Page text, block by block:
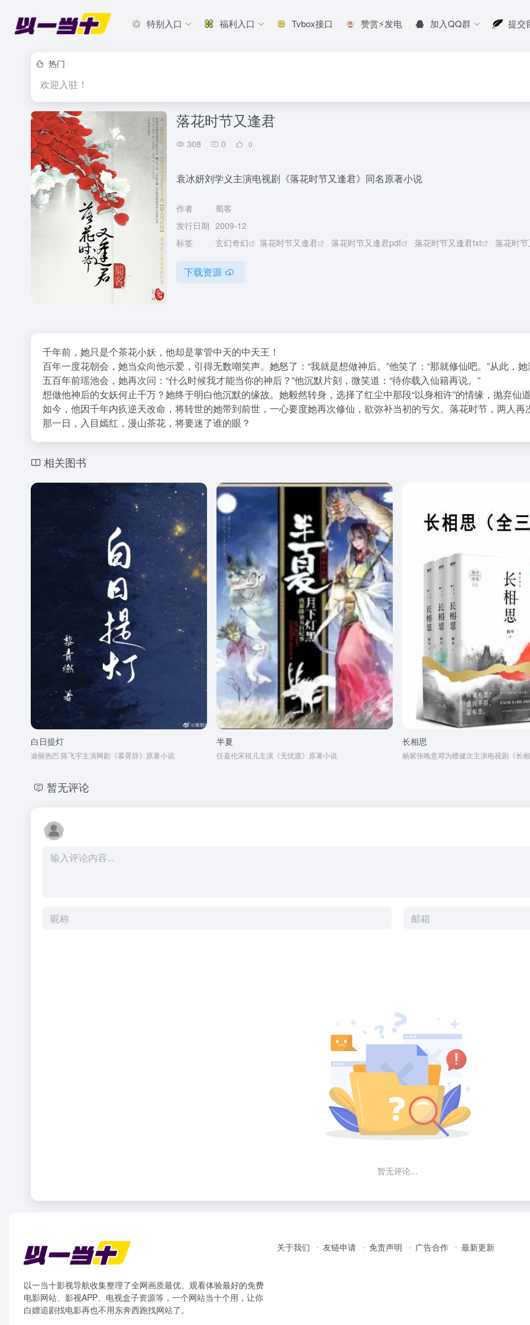
特别入口 福利入口 Tvbox接口 赞赏⚡发电 加入QQ群 提交
热门
欢迎入驻！
落花时节又逢君
308 0 0
袁冰妍刘学义主演电视剧《落花时节又逢君》同名原著小说
作者
蜀客
发行日期 2009-12
标签
玄幻奇幻 落花时节又逢君 落花时节又逢君pdf 落花时节又逢君txt 落花时
下载资源
千年前，她只是个茶花小妖，他却是掌管中天的中天王！
百年一度花朝会，她当众向他示爱，引得无数嘲笑声。她怒了：“我就是想做神后。”他笑了：“那就修仙吧。”从此，
五百年前瑶池会，她再次问：“什么时候我才能当你的神后？”他沉默片刻，微笑道：“待你载入仙籍再说。”
想做他神后的女妖何止千万？她终于明白他沉默的缘故。她毅然转身，选择了红尘中那段“以身相许”的情缘，抛弃
如今，他因千年内疚逆天改命，将转世的她带到前世，一心要度她再次修仙，欲弥补当初的亏欠。落花时节，两人
那一日，入目嫣红，漫山茶花，将要迷了谁的眼？
相关图书
白日提灯
迪丽热巴 陈飞宇主演网剧《慕胥辞》原著小说
半夏
任嘉伦宋祖儿主演《无忧渡》原著小说
长相思
暂无评论
暂无评论...
以一当十影视导航收集整理了全网画质最优、观看体验最好的免费
电影网站、影视APP、电视盒子资源等，一个网站当十个用，让你
白嫖追剧找电影再也不用东奔西跑找网站了。
关于我们 友链申请 免责声明 广告合作 最新更新